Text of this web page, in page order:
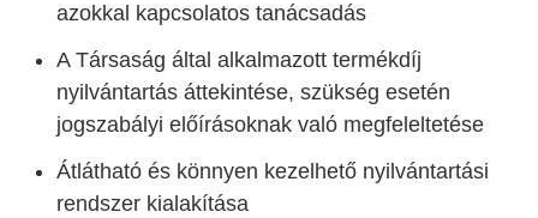
azokkal kapcsolatos tanácsadás
A Társaság által alkalmazott termékdíj
nyilvántartás áttekintése, szükség esetén
jogszabályi előírásoknak való megfeleltetése
Átlátható és könnyen kezelhető nyilvántartási
rendszer kialakítása